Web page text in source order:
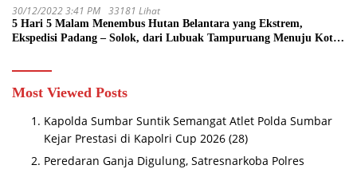
30/12/2022 3:41 PM 33181 Lihat
5 Hari 5 Malam Menembus Hutan Belantara yang Ekstrem,
Ekspedisi Padang – Solok, dari Lubuak Tampuruang Menuju Koto
Most Viewed Posts
Kapolda Sumbar Suntik Semangat Atlet Polda Sumbar
Kejar Prestasi di Kapolri Cup 2026 (28)
Peredaran Ganja Digulung, Satresnarkoba Polres